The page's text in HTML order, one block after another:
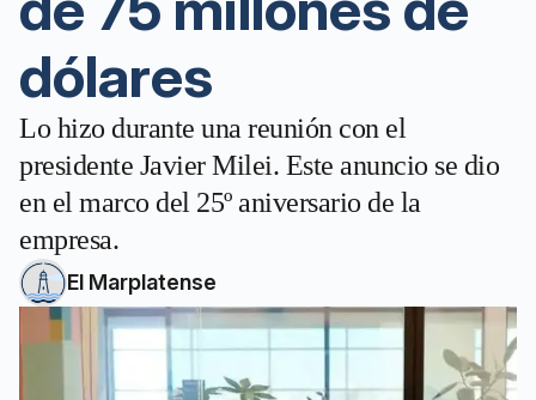
dólares
Lo hizo durante una reunión con el
presidente Javier Milei. Este anuncio se dio
en el marco del 25º aniversario de la
empresa.
El Marplatense